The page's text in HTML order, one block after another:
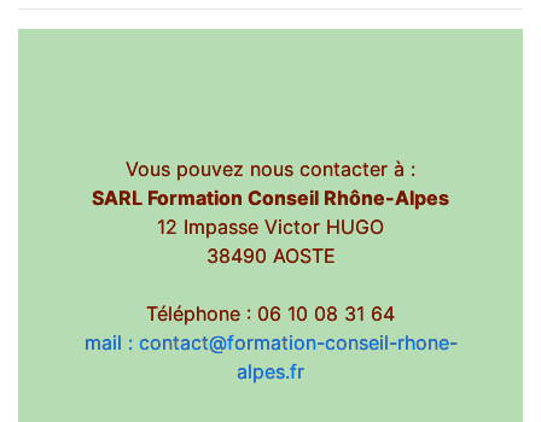
Vous pouvez nous contacter à :
SARL Formation Conseil Rhône-Alpes
12 Impasse Victor HUGO
38490 AOSTE
Téléphone : 06 10 08 31 64
mail : contact@formation-conseil-rhone-
alpes.fr